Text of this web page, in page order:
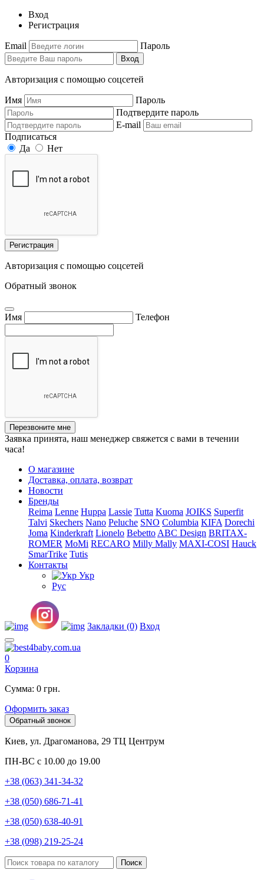
Вход
Регистрация
Email Пароль
Вход
Авторизация с помощью соцсетей
Имя
Пароль
Подтвердите пароль
E-mail
Подписаться
Да
Нет
Регистрация
Авторизация с помощью соцсетей
Обратный звонок
Имя Телефон
Перезвоните мне
Заявка принята, наш менеджер свяжется с вами в течении
часа!
О магазине
Доставка, оплата, возврат
Новости
Бренды
Reima Lenne Huppa Lassie Tutta Kuoma JOIKS Superfit
Talvi Skechers Nano Peluche SNO Columbia KIFA Dorechi
Joma Kinderkraft Lionelo Bebetto ABC Design BRITAX-
ROMER MoMi RECARO Milly Mally MAXI-COSI Hauck
SmarTrike Tutis
Контакты
Укр
Рус
Закладки (0) Вход
0
Корзина
Сумма: 0 грн.
Оформить заказ
Обратный звонок
Киев, ул. Драгоманова, 29 ТЦ Центрум
ПН-ВС с 10.00 до 19.00
+38 (063) 341-34-32
+38 (050) 686-71-41
+38 (050) 638-40-91
+38 (098) 219-25-24
Поиск